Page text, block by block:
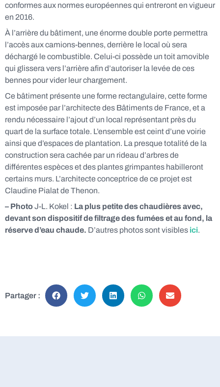
conformes aux normes européennes qui entreront en vigueur
en 2016.
À l’arrière du bâtiment, une énorme double porte permettra
l’accès aux camions-bennes, derrière le local où sera
déchargé le combustible. Celui-ci possède un toit amovible
qui glissera vers l’arrière afin d’autoriser la levée de ces
bennes pour vider leur chargement.
Ce bâtiment présente une forme rectangulaire, cette forme
est imposée par l’architecte des Bâtiments de France, et a
rendu nécessaire l’ajout d’un local représentant près du
quart de la surface totale. L’ensemble est ceint d’une voirie
ainsi que d’espaces de plantation. La presque totalité de la
construction sera cachée par un rideau d’arbres de
différentes espèces et des plantes grimpantes habilleront
certains murs. L’architecte conceptrice de ce projet est
Claudine Pialat de Thenon.
– PhotoJ-L. Kokel : La plus petite des chaudières avec,
devant son dispositif de filtrage des fumées et au fond, la
réserve d’eau chaude. D’autres photos sont visibles ici.
Partager :